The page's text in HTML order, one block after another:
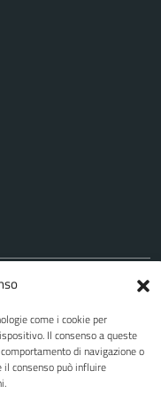
come i cookie per
Il consenso a queste
di navigazione o
il consenso può influire